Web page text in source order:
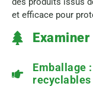
et efficace pour
Examiner
Emballage
recyclables